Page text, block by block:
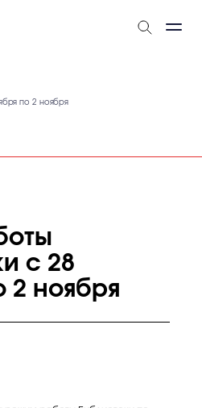
по 2 ноября
с 28
2 ноября